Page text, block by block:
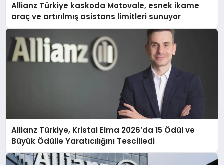
Allianz Türkiye kaskoda Motovale, esnek ikame
araç ve artırılmış asistans limitleri sunuyor
Allianz Türkiye, Kristal Elma 2026’da 15 Ödül ve
Büyük Ödülle Yaratıcılığını Tescilledi